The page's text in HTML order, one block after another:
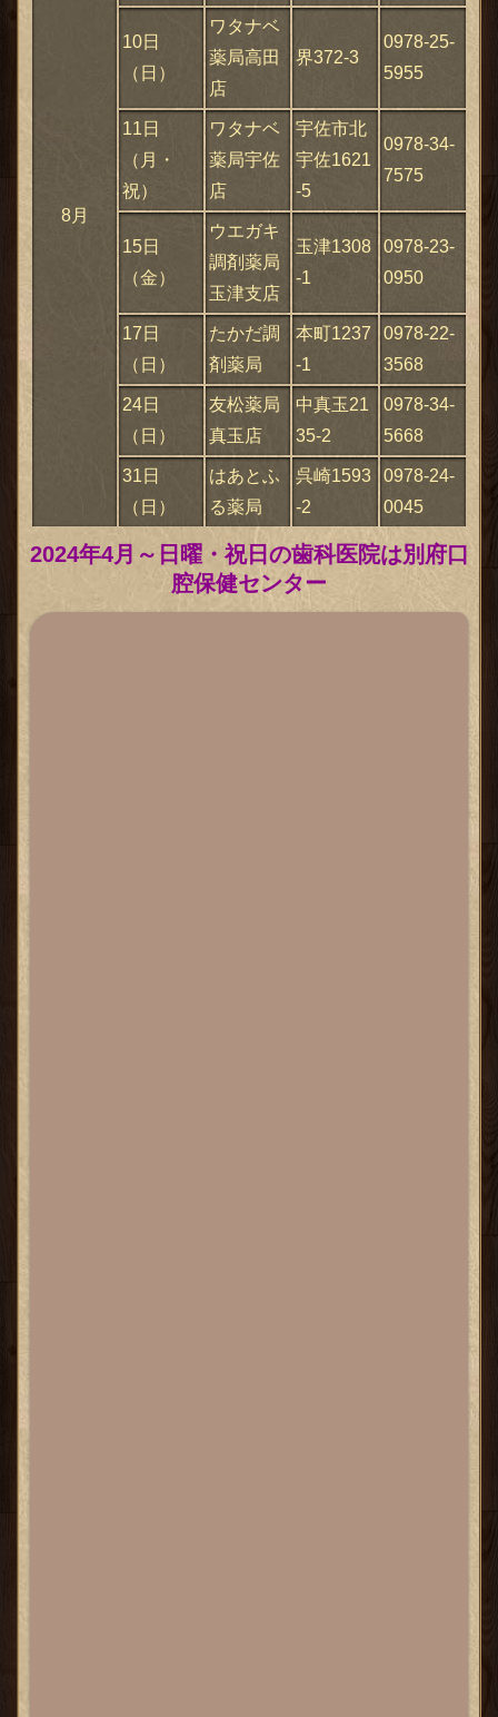
8月
10日
（日）
ワタナベ
薬局高田
店
界372-3
0978-25-
5955
11日
（月・
祝）
ワタナベ
薬局宇佐
店
宇佐市北
宇佐1621
-5
0978-34-
7575
15日
（金）
ウエガキ
調剤薬局
玉津支店
玉津1308
-1
0978-23-
0950
17日
（日）
たかだ調
剤薬局
本町1237
-1
0978-22-
3568
24日
（日）
友松薬局
真玉店
中真玉21
35-2
0978-34-
5668
31日
（日）
はあとふ
る薬局
呉崎1593
-2
0978-24-
0045
2024年4月～日曜・祝日の歯科医院は別府口
腔保健センター